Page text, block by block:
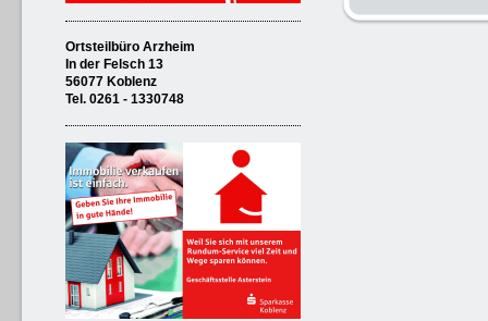
Ortsteilbüro Arzheim
In der Felsch 13
56077 Koblenz
Tel. 0261 - 1330748